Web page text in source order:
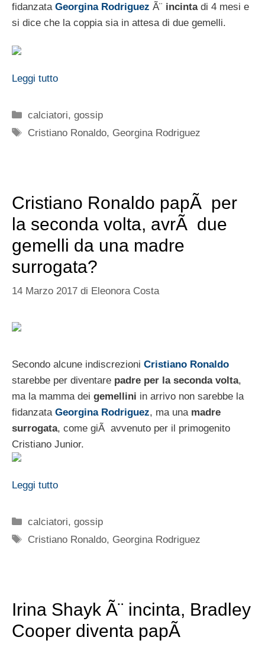
fidanzata Georgina Rodriguez Ã¨ incintadi 4 mesi e
si dice che la coppia sia in attesa di due gemelli.
Leggi tutto
Categorie
calciatori,gossip
Tag
Cristiano Ronaldo, Georgina Rodriguez
Cristiano Ronaldo papÃ per
la seconda volta, avrÃ due
gemelli da una madre
surrogata?
14 Marzo 2017 di Eleonora Costa
Secondo alcune indiscrezioni Cristiano Ronaldo
starebbe per diventare padre per la seconda volta,
ma la mamma dei gemellini in arrivo non sarebbe la
fidanzata Georgina Rodriguez, ma una madre
surrogata, come giÃ avvenuto per il primogenito
Cristiano Junior.
Leggi tutto
Categorie
calciatori,gossip
Tag
Cristiano Ronaldo, Georgina Rodriguez
Irina Shayk Ã¨ incinta, Bradley
Cooper diventa papÃ